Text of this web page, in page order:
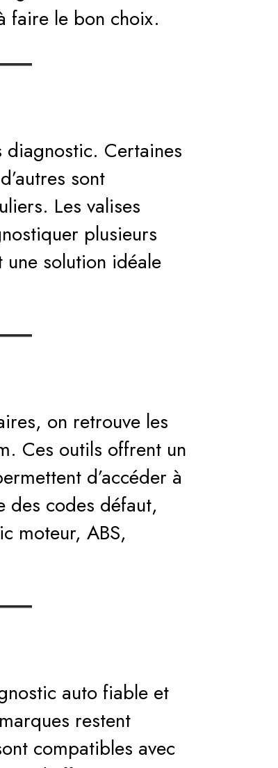
faire le bon choix.
diagnostic. Certaines
sont
Les valises
plusieurs
solution idéale
on retrouve les
Ces outils offrent un
d’accéder à
des codes défaut,
moteur, ABS,
auto fiable et
restent
compatibles avec